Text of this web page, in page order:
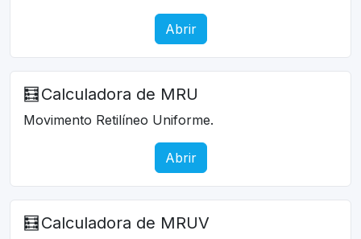
Abrir
🧮 Calculadora de MRU
Movimento Retilíneo Uniforme.
Abrir
🧮 Calculadora de MRUV